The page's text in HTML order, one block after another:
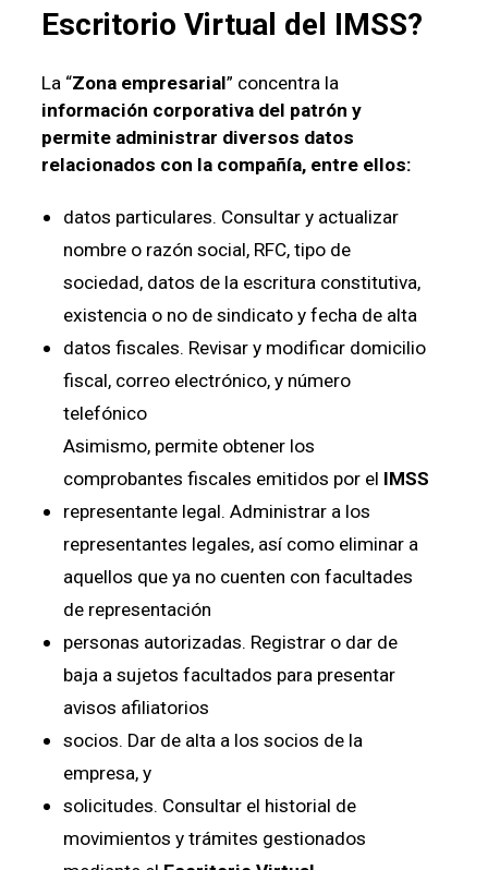
Escritorio Virtual del IMSS?
La “Zona empresarial” concentra la
información corporativa del patrón y
permite administrar diversos datos
relacionados con la compañía, entre ellos:
datos particulares. Consultar y actualizar
nombre o razón social, RFC, tipo de
sociedad, datos de la escritura constitutiva,
existencia o no de sindicato y fecha de alta
datos fiscales. Revisar y modificar domicilio
fiscal, correo electrónico, y número
telefónico
Asimismo, permite obtener los
comprobantes fiscales emitidos por el IMSS
representante legal. Administrar a los
representantes legales, así como eliminar a
aquellos que ya no cuenten con facultades
de representación
personas autorizadas. Registrar o dar de
baja a sujetos facultados para presentar
avisos afiliatorios
socios. Dar de alta a los socios de la
empresa, y
solicitudes. Consultar el historial de
movimientos y trámites gestionados